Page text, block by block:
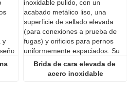
Brida de cara elevada de
acero inoxidable